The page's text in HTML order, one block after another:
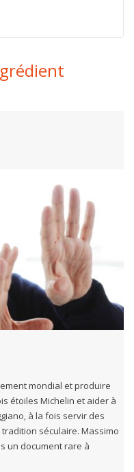
mondial et produire
étoiles Michelin et aider à
à la fois servir des
séculaire. Massimo
un document rare à